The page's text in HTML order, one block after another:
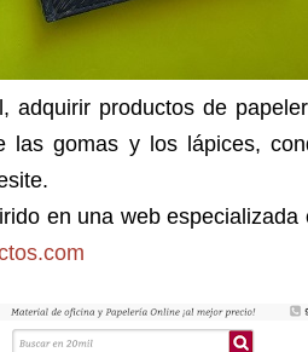
adquirir productos de
las gomas y los lápices,
en una web